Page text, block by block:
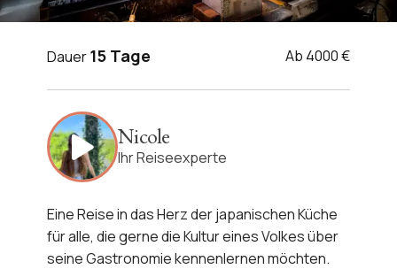
JAPAN REISE
Japans kulinarische
Köstlichkeiten
Reiseroute anzeigen
Dauer15 Tage Ab 4000 €
Nicole
Ihr Reiseexperte
Eine Reise in das Herz der japanischen Küche
für alle, die gerne die Kultur eines Volkes über
seine Gastronomie kennenlernen möchten.